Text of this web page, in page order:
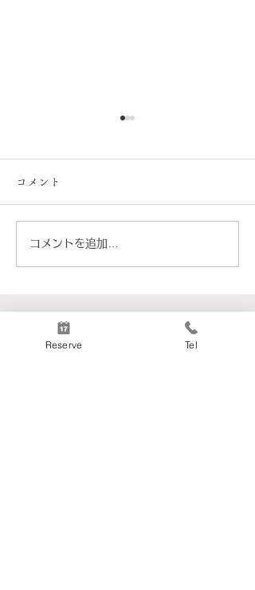
「ディサローノ・アマレ
ッセイ009
コメント
コメントを追加…
Reserve Tel